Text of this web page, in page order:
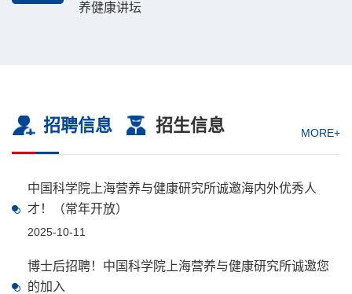
养健康讲坛
招聘信息 MORE+
招生信息
中国科学院上海营养与健康研究所诚邀海内外优秀人
才！（常年开放）
2025-10-11
博士后招聘！中国科学院上海营养与健康研究所诚邀您
的加入